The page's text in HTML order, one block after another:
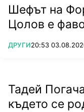
Шефът на
Цолов е
ПОВЕЧЕ ОТ
ДРУГИ20:53
Тадей
където се